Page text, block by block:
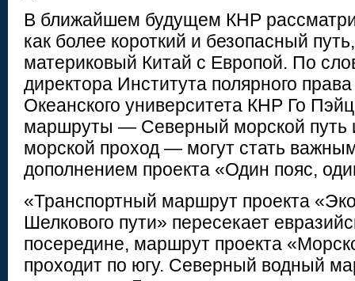
В ближайшем будущем КНР
как более короткий и безопасный
материковый Китай с Европой. По
директора Института полярного
Океанского университета КНР Го
маршруты — Северный морской путь
морской проход — могут стать
дополнением проекта «Один пояс,
«Транспортный маршрут проекта
Шелкового пути» пересекает
посередине, маршрут проекта
проходит по югу. Северный водный